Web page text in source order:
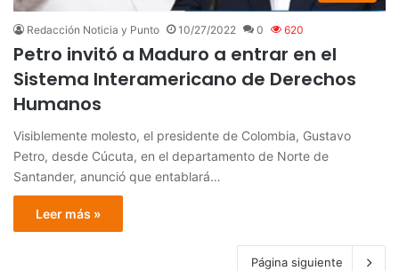
Redacción Noticia y Punto 10/27/2022 0 620
Petro invitó a Maduro a entrar en el
Sistema Interamericano de Derechos
Humanos
Visiblemente molesto, el presidente de Colombia, Gustavo
Petro, desde Cúcuta, en el departamento de Norte de
Santander, anunció que entablará…
Leer más »
Página siguiente